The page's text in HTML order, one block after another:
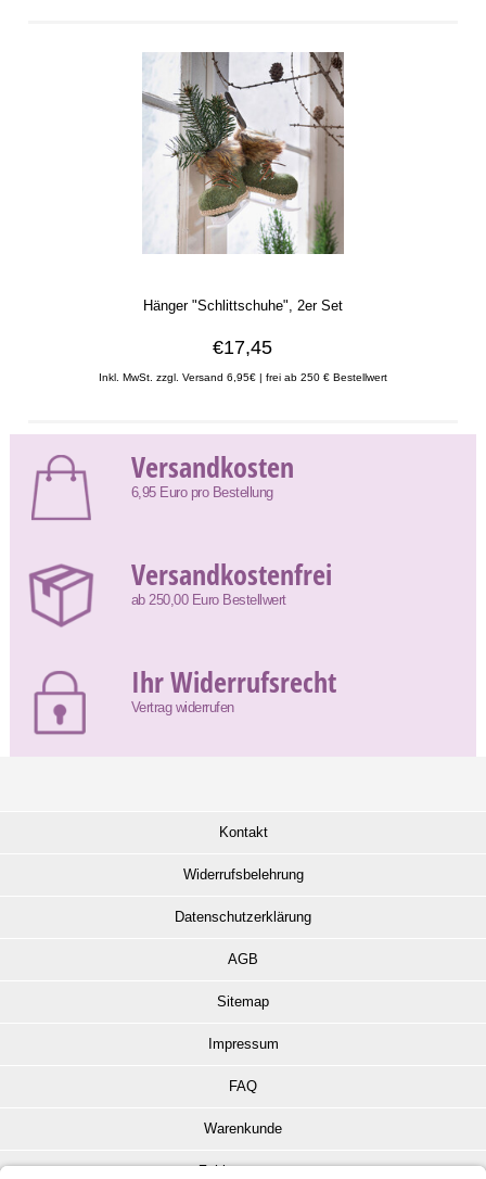
Hänger "Schlittschuhe", 2er Set
€17,45
Inkl. MwSt. zzgl. Versand 6,95€ | frei ab 250 € Bestellwert
Versandkosten
6,95 Euro pro Bestellung
Versandkostenfrei
ab 250,00 Euro Bestellwert
Ihr Widerrufsrecht
Vertrag widerrufen
Kontakt
Widerrufsbelehrung
Datenschutzerklärung
AGB
Sitemap
Impressum
FAQ
Warenkunde
Zahlungsarten